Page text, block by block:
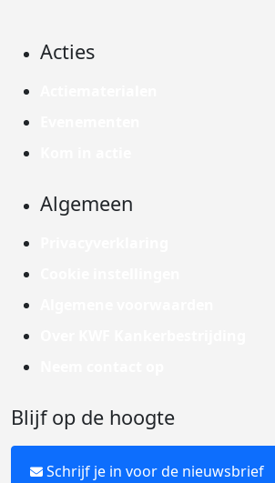
Acties
Algemeen
Blijf op de hoogte
Schrijf je in voor de nieuwsbrief